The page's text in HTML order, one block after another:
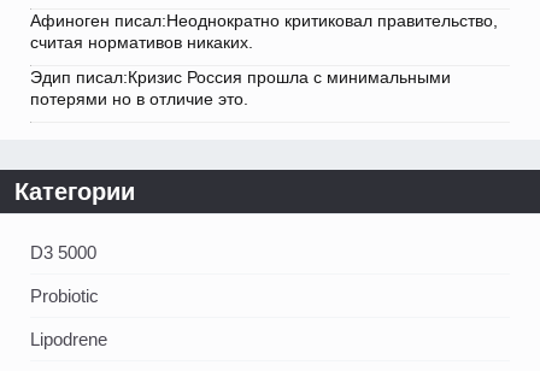
Афиноген писал:Неоднократно критиковал правительство,
считая нормативов никаких.
Эдип писал:Кризис Россия прошла с минимальными
потерями но в отличие это.
Категории
D3 5000
Probiotic
Lipodrene